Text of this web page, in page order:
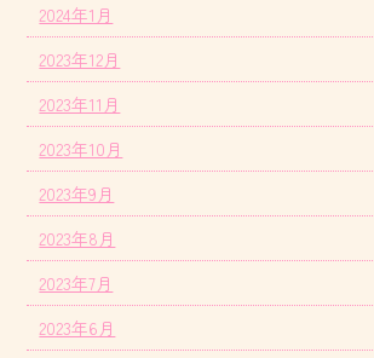
2024年1月
2023年12月
2023年11月
2023年10月
2023年9月
2023年8月
2023年7月
2023年6月